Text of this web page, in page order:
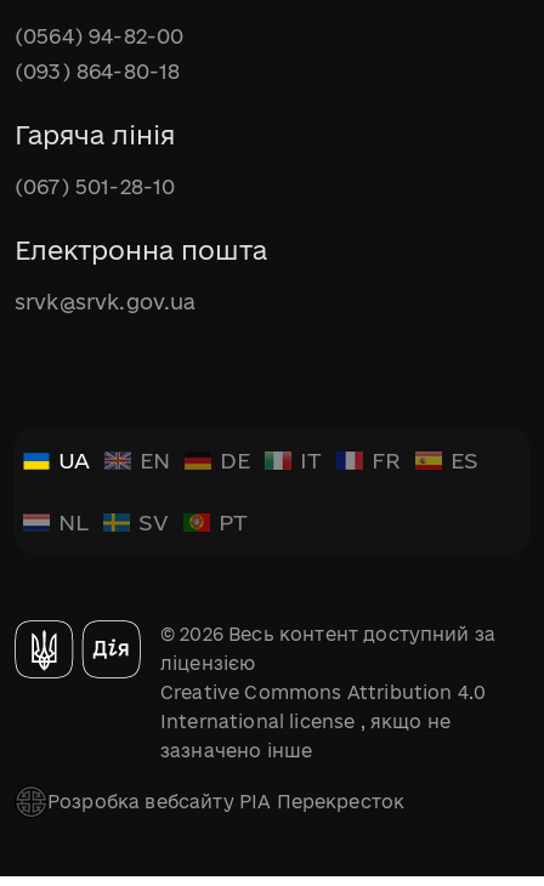
(0564) 94-82-00
(093) 864-80-18
Гаряча лінія
(067) 501-28-10
Електронна пошта
srvk@srvk.gov.ua
UA EN DE IT FR ES
NL SV PT
© 2026 Весь контент доступний за
ліцензією
Creative Commons Attribution 4.0
International license , якщо не
зазначено інше
Розробка вебсайту РІА Перекресток